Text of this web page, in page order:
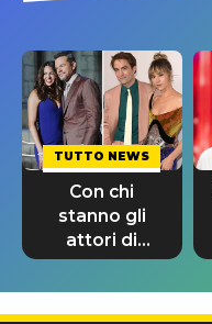
TUTTO NEWS
Con chi
stanno gli
attori di
“Odissea”?
Le storie
d’amore del